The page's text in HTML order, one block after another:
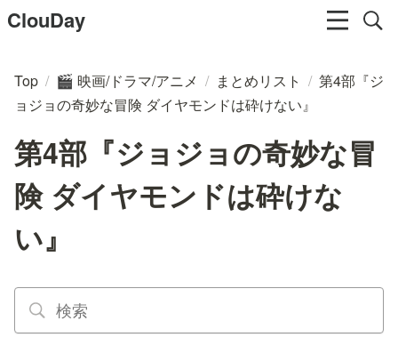
ClouDay
Top / 🎬 映画/ドラマ/アニメ / まとめリスト / 第4部『ジ
ョジョの奇妙な冒険 ダイヤモンドは砕けない』
第4部『ジョジョの奇妙な冒
険 ダイヤモンドは砕けな
い』